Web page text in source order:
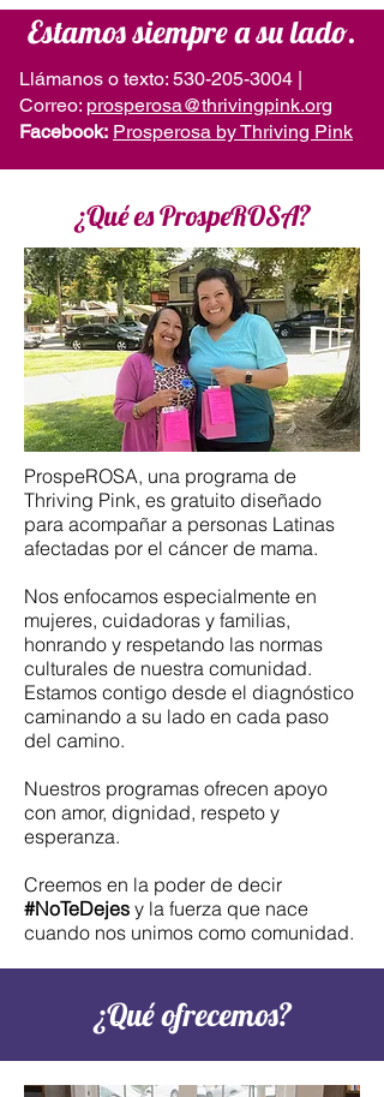
Estamos siempre a su lado.
Llámanos o texto: 530-205-3004 |
Correo: prosperosa@thrivingpink.org
Facebook: Prosperosa by Thriving Pink
¿Qué es ProspeROSA?
ProspeROSA, una programa de
Thriving Pink, es gratuito diseñado
para acompañar a personas Latinas
afectadas por el cáncer de mama.​
Nos enfocamos especialmente en
mujeres, cuidadoras y familias,
honrando y respetando las normas
culturales de nuestra comunidad.
Estamos contigo desde el diagnóstico
caminando a su lado en cada paso
del camino.​
Nuestros programas ofrecen apoyo
con amor, dignidad, respeto y
esperanza.​
Creemos en la poder de decir
#NoTeDejes y la fuerza que nace
cuando nos unimos como comunidad.
¿Qué ofrecemos?